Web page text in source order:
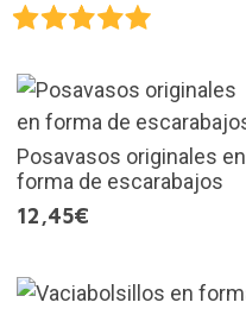
Posavasos originales en
forma de escarabajos
12,45€